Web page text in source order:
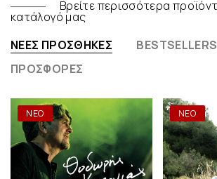
Βρείτε περισσότερα
κατάλογό μας
ΝΈΕΣ ΠΡΟΣΘΉΚΕΣ
BESTSELLERS
ΠΡΟΣΦΟΡΈΣ
ΝΕΟ ΝΕΟ